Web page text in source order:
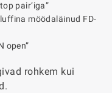
pair’iga”
möödaläinud FD-
open”
rohkem kui